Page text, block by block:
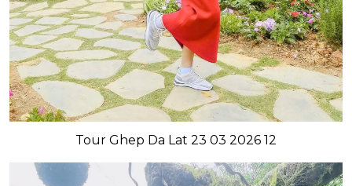
Tour Ghep Da Lat 23 03 2026 12